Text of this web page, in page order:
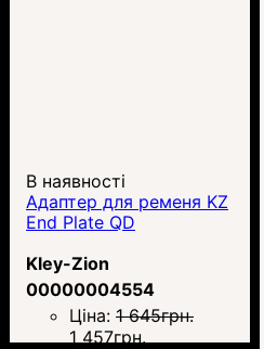
В наявності
Адаптер для ременя KZ
End Plate QD
Kley-Zion
00000004554
Ціна: 1 645грн.
1 457грн.